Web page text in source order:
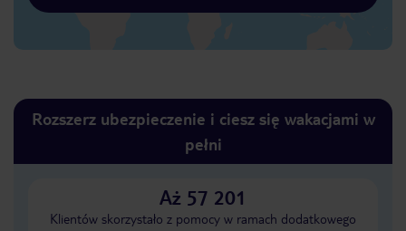
Rozszerz ubezpieczenie i ciesz się wakacjami w
pełni
Aż 57 201
Klientów skorzystało z pomocy w ramach dodatkowego